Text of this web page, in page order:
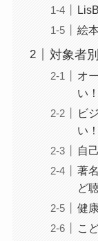
絵
対象者
オ
い！
ビ
い！
自
著
ど
健
こ